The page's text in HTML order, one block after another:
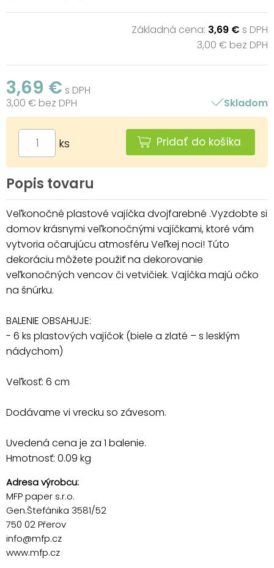
Základná cena: 3,69 € s DPH
3,00 € bez DPH
3,69 € s DPH
3,00 € bez DPH
Skladom
ks Pridať do košíka
Popis tovaru
Veľkonočné plastové vajíčka dvojfarebné .Vyzdobte si
domov krásnymi veľkonočnými vajíčkami, ktoré vám
vytvoria očarujúcu atmosféru Veľkej noci! Túto
dekoráciu môžete použiť na dekorovanie
veľkonočných vencov či vetvičiek. Vajíčka majú očko
na šnúrku.
BALENIE OBSAHUJE:
- 6 ks plastových vajíčok (biele a zlaté – s lesklým
nádychom)
Veľkosť: 6 cm
Dodávame vi vrecku so závesom.
Uvedená cena je za 1 balenie.
Hmotnosť: 0.09 kg
Adresa výrobcu:
MFP paper s.r.o.
Gen.Štefánika 3581/52
750 02 Přerov
info@mfp.cz
www.mfp.cz